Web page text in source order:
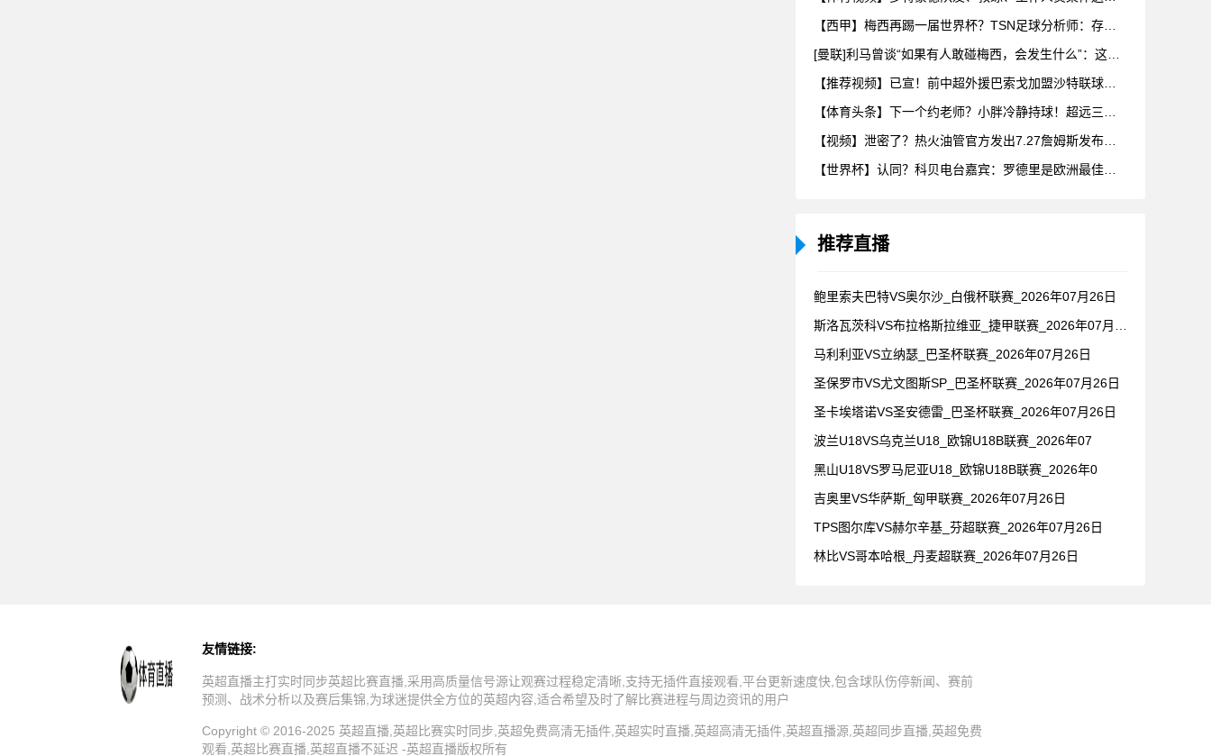
推荐直播
鲍里索夫巴特VS奥尔沙_白俄杯联赛_2026年07月26日
马利利亚VS立纳瑟_巴圣杯联赛_2026年07月26日
圣保罗市VS尤文图斯SP_巴圣杯联赛_2026年07月26日
圣卡埃塔诺VS圣安德雷_巴圣杯联赛_2026年07月26日
波兰U18VS乌克兰U18_欧锦U18B联赛_2026年07
黑山U18VS罗马尼亚U18_欧锦U18B联赛_2026年0
吉奥里VS华萨斯_匈甲联赛_2026年07月26日
TPS图尔库VS赫尔辛基_芬超联赛_2026年07月26日
林比VS哥本哈根_丹麦超联赛_2026年07月26日
友情链接:
英超直播主打实时同步英超比赛直播,采用高质量信号源让观赛过程稳定清晰,支持无插件直接观看,平台更新速度快,包含球队伤停新闻、赛前
预测、战术分析以及赛后集锦,为球迷提供全方位的英超内容,适合希望及时了解比赛进程与周边资讯的用户
Copyright © 2016-2025 英超直播,英超比赛实时同步,英超免费高清无插件,英超实时直播,英超高清无插件,英超直播源,英超同步直播,英超免费
观看,英超比赛直播,英超直播不延迟 -英超直播版权所有